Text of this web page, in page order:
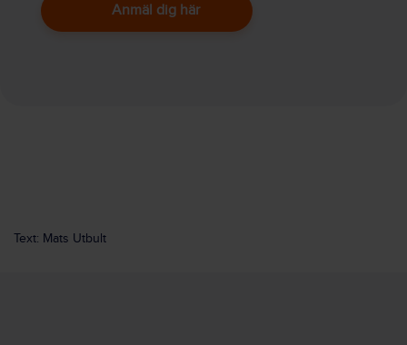
Anmäl dig här
Text: Mats Utbult